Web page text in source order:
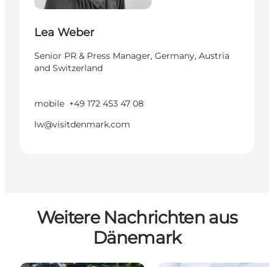
Lea Weber
Senior PR & Press Manager, Germany, Austria
and Switzerland
mobile +49 172 453 47 08
lw@visitdenmark.com
Weitere Nachrichten aus
Dänemark